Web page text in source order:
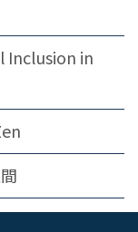
Inclusion in